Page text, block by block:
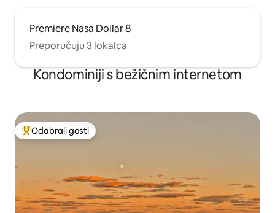
Premiere Nasa Dollar 8
Preporučuju 3 lokalca
Kondominiji s bežičnim internetom
Među najviše rangiranima s oznakom „Odabrali gosti”
Odabrali gosti